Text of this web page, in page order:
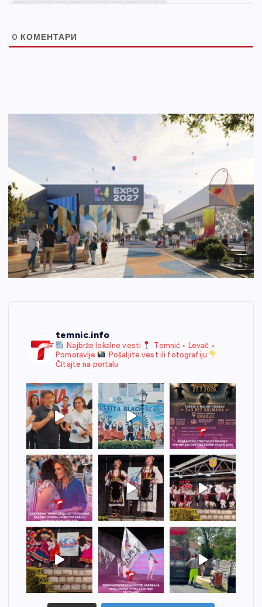
0 КОМЕНТАРИ
temnic.info
Najbrže lokalne vesti
Temnić • Levač •
Pomoravlje
Pošaljite vest ili fotografiju
Čitajte na portalu